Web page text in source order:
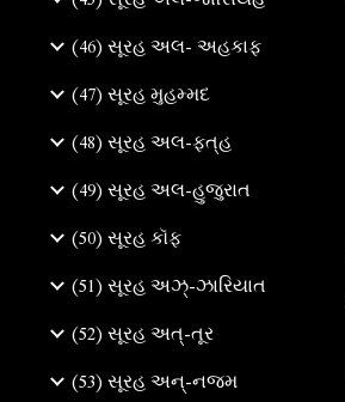
(46) સૂરહ અલ- અહકાફ
(47) સૂરહ મુહમ્મદ
(48) સૂરહ અલ-ફત્‌હ
(49) સૂરહ અલ-હુજુરાત
(50) સૂરહ કૉફ
(51) સૂરહ અઝ્-ઝારિયાત
(52) સૂરહ અત્-તૂર
(53) સૂરહ અન્‌-નજ્મ